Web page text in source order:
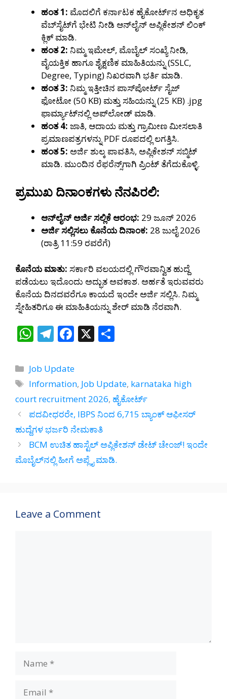
ಹಂತ 1: ಮೊದಲಿಗೆ ಕರ್ನಾಟಕ ಹೈಕೋರ್ಟ್‌ನ ಅಧಿಕೃತ
ವೆಬ್‌ಸೈಟ್‌ಗೆ ಭೇಟಿ ನೀಡಿ ಆನ್‌ಲೈನ್ ಅಪ್ಲಿಕೇಶನ್ ಲಿಂಕ್
ಕ್ಲಿಕ್ ಮಾಡಿ.
ಹಂತ 2: ನಿಮ್ಮ ಇಮೇಲ್, ಮೊಬೈಲ್ ಸಂಖ್ಯೆ ನೀಡಿ,
ವೈಯಕ್ತಿಕ ಹಾಗೂ ಶೈಕ್ಷಣಿಕ ಮಾಹಿತಿಯನ್ನು (SSLC,
Degree, Typing) ನಿಖರವಾಗಿ ಭರ್ತಿ ಮಾಡಿ.
ಹಂತ 3: ನಿಮ್ಮ ಇತ್ತೀಚಿನ ಪಾಸ್‌ಪೋರ್ಟ್ ಸೈಜ್
ಫೋಟೋ (50 KB) ಮತ್ತು ಸಹಿಯನ್ನು (25 KB) .jpg
ಫಾರ್ಮ್ಯಾಟ್‌ನಲ್ಲಿ ಅಪ್‌ಲೋಡ್ ಮಾಡಿ.
ಹಂತ 4: ಜಾತಿ, ಆದಾಯ ಮತ್ತು ಗ್ರಾಮೀಣ ಮೀಸಲಾತಿ
ಪ್ರಮಾಣಪತ್ರಗಳನ್ನು PDF ರೂಪದಲ್ಲಿ ಲಗತ್ತಿಸಿ.
ಹಂತ 5: ಅರ್ಜಿ ಶುಲ್ಕ ಪಾವತಿಸಿ, ಅಪ್ಲಿಕೇಶನ್ ಸಬ್ಮಿಟ್
ಮಾಡಿ. ಮುಂದಿನ ರೆಫರೆನ್ಸ್‌ಗಾಗಿ ಪ್ರಿಂಟ್ ತೆಗೆದುಕೊಳ್ಳಿ.
ಪ್ರಮುಖ ದಿನಾಂಕಗಳು ನೆನಪಿರಲಿ:
ಆನ್‌ಲೈನ್ ಅರ್ಜಿ ಸಲ್ಲಿಕೆ ಆರಂಭ: 29 ಜೂನ್ 2026
ಅರ್ಜಿ ಸಲ್ಲಿಸಲು ಕೊನೆಯ ದಿನಾಂಕ: 28 ಜುಲೈ 2026
(ರಾತ್ರಿ 11:59 ರವರೆಗೆ)
ಕೊನೆಯ ಮಾತು: ಸರ್ಕಾರಿ ವಲಯದಲ್ಲಿ ಗೌರವಾನ್ವಿತ ಹುದ್ದೆ
ಪಡೆಯಲು ಇದೊಂದು ಅದ್ಭುತ ಅವಕಾಶ. ಅರ್ಹತೆ ಇರುವವರು
ಕೊನೆಯ ದಿನದವರೆಗೂ ಕಾಯದೆ ಇಂದೇ ಅರ್ಜಿ ಸಲ್ಲಿಸಿ. ನಿಮ್ಮ
ಸ್ನೇಹಿತರಿಗೂ ಈ ಮಾಹಿತಿಯನ್ನು ಶೇರ್ ಮಾಡಿ ನೆರವಾಗಿ.
W
at
s
A
p
p
T
e
gr
a
m
F
e
b
o
o
k
X
e
Categories
Job Update
Tags
Information, Job Update, karnataka high
court recruitment 2026, ಹೈಕೋರ್ಟ್‌
ಪದವೀಧರರೇ, IBPS ನಿಂದ 6,715 ಬ್ಯಾಂಕ್ ಆಫೀಸರ್
ಹುದ್ದೆಗಳ ಭರ್ಜರಿ ನೇಮಕಾತಿ
BCM ಉಚಿತ ಹಾಸ್ಟೆಲ್ ಅಪ್ಲಿಕೇಶನ್ ಡೇಟ್ ಚೇಂಜ್! ಇಂದೇ
ಮೊಬೈಲ್‌ನಲ್ಲಿ ಹೀಗೆ ಅಪ್ಲೈ ಮಾಡಿ.
Leave a Comment